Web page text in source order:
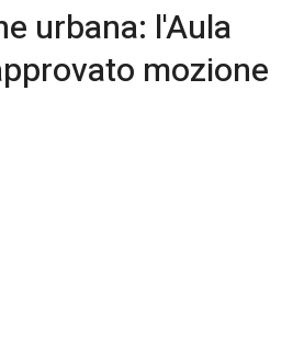
urbana: l'Aula
mozione